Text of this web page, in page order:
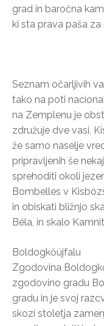
grad in baročna
ki sta prava paša za
Seznam očarljivih
tako na poti
na Zemplenu je
združuje dve vasi,
že samo naselje
pripravljenih še
sprehoditi okoli
Bombelles v
in obiskati bližnjo
Béla, in skalo
Boldogkőújfalu
Zgodovina
zgodovino gradu
gradu in je svoj
skozi stoletja